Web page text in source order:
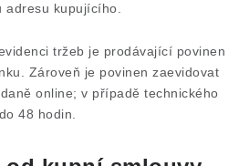
adresu kupujícího.
tržeb je prodávající povinen
Zároveň je povinen zaevidovat
online; v případě technického
48 hodin.